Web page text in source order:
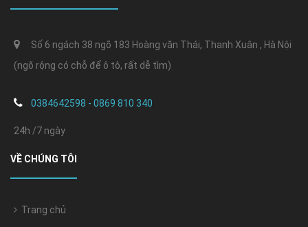
Số 6 ngách 38 ngõ 183 Hoàng văn Thái, Thanh Xuân , Hà Nội
(ngõ rộng có chỗ để ô tô, rất dễ tìm)
0384642598 - 0869 810 340
24h /7 ngày
VỀ CHÚNG TÔI
Trang chủ